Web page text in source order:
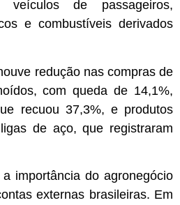
de passageiros,
e combustíveis derivados
redução nas compras de
com queda de 14,1%,
recuou 37,3%, e produtos
de aço, que registraram
importância do agronegócio
externas brasileiras. Em